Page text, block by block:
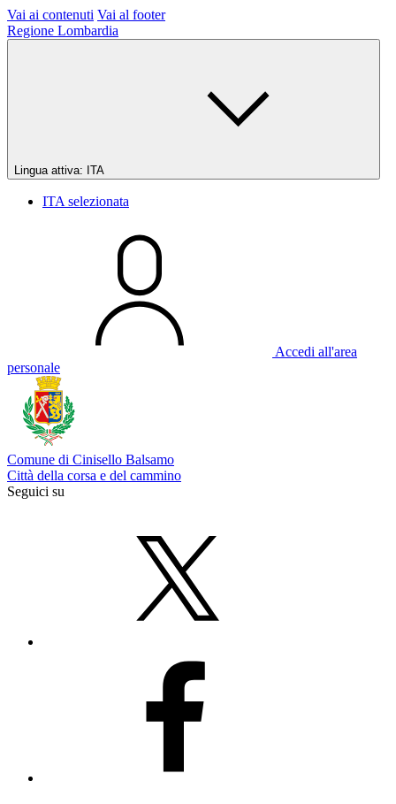
Vai ai contenuti Vai al footer
Regione Lombardia
Lingua attiva: ITA
ITA selezionata
Accedi all'area
personale
Comune di Cinisello Balsamo
Città della corsa e del cammino
Seguici su